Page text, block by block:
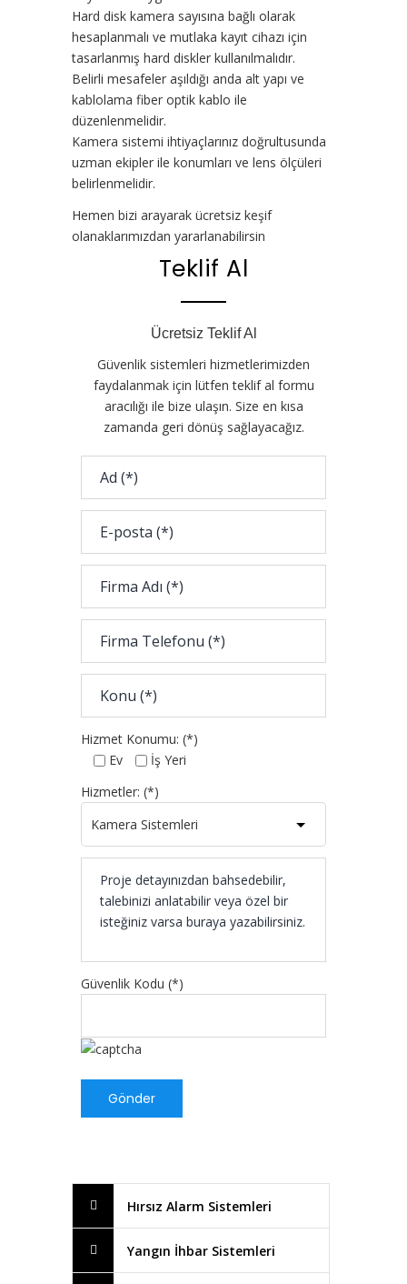
Hırsız Alarm Sistemleri
Yangın İhbar Sistemleri
Hard disk kamera sayısına bağlı olarak
hesaplanmalı ve mutlaka kayıt cihazı için
tasarlanmış hard diskler kullanılmalıdır.
Belirli mesafeler aşıldığı anda alt yapı ve
kablolama fiber optik kablo ile
düzenlenmelidir.
Kamera sistemi ihtiyaçlarınız doğrultusunda
uzman ekipler ile konumları ve lens ölçüleri
belirlenmelidir.
Hemen bizi arayarak ücretsiz keşif
olanaklarımızdan yararlanabilirsin
Teklif Al
Ücretsiz Teklif Al
Güvenlik sistemleri hizmetlerimizden
faydalanmak için lütfen teklif al formu
aracılığı ile bize ulaşın. Size en kısa
zamanda geri dönüş sağlayacağız.
Hizmet Konumu: (*)
Ev
İş Yeri
Hizmetler: (*)
Güvenlik Kodu (*)